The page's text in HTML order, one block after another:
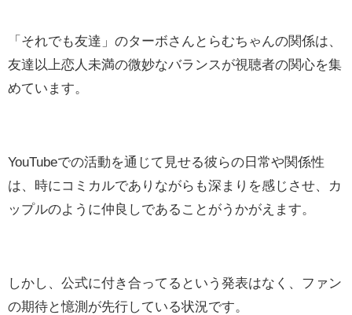
「それでも友達」のターボさんとらむちゃんの関係は、
友達以上恋人未満の微妙なバランスが視聴者の関心を集
めています。
YouTubeでの活動を通じて見せる彼らの日常や関係性
は、時にコミカルでありながらも深まりを感じさせ、カ
ップルのように仲良しであることがうかがえます。
しかし、公式に付き合ってるという発表はなく、ファン
の期待と憶測が先行している状況です。